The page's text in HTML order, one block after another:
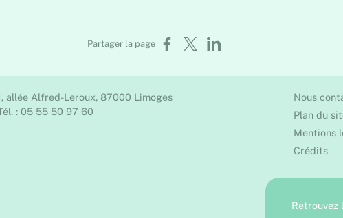
Partager la page Partager sur Facebook
Partager sur XPartager sur LinkedIn
allée Alfred-Leroux, 87000 Limoges
: 05 55 50 97 60
Nous
Plan du
Mentions
Crédits
Retrouvez